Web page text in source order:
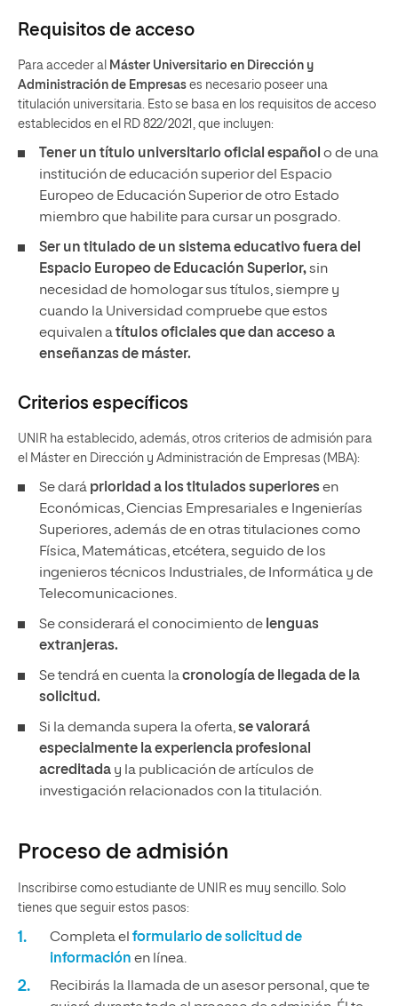
Requisitos de acceso
Para acceder al Máster Universitario en Dirección y
Administración de Empresas es necesario poseer una
titulación universitaria. Esto se basa en los requisitos de acceso
establecidos en el RD 822/2021, que incluyen:
Tener un título universitario oficial español o de una
institución de educación superior del Espacio
Europeo de Educación Superior de otro Estado
miembro que habilite para cursar un posgrado.
Ser un titulado de un sistema educativo fuera del
Espacio Europeo de Educación Superior,sin
necesidad de homologar sus títulos, siempre y
cuando la Universidad compruebe que estos
equivalen atítulos oficiales que dan acceso a
enseñanzas de máster.
Criterios específicos
UNIR ha establecido, además, otros criterios de admisión para
el Máster en Dirección y Administración de Empresas (MBA):
Se dará prioridad a los titulados superioresen
Económicas, Ciencias Empresariales e Ingenierías
Superiores, además de en otras titulaciones como
Física, Matemáticas, etcétera, seguido de los
ingenieros técnicos Industriales, de Informática y de
Telecomunicaciones.
Se considerará el conocimiento de lenguas
extranjeras.
Se tendrá en cuenta lacronología de llegada de la
solicitud.
Si la demanda supera la oferta,se valorará
especialmente la experiencia profesional
acreditada y la publicación de artículos de
investigación relacionados con la titulación.
Proceso de admisión
Inscribirse como estudiante de UNIR es muy sencillo. Solo
tienes que seguir estos pasos:
Completa el formulario de solicitud de
información en línea.
Recibirás la llamada de un asesor personal, que te